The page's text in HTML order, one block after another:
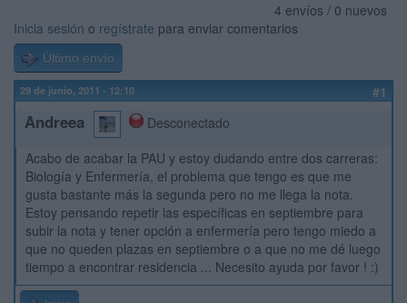
4 envíos / 0 nuevos
Inicia sesión o regístrate para enviar comentarios
Último envío
29 de junio, 2011 - 12:10 #1
Andreea
Desconectado
Acabo de acabar la PAU y estoy dudando entre dos carreras:
Biología y Enfermería, el problema que tengo es que me
gusta bastante más la segunda pero no me llega la nota.
Estoy pensando repetir las específicas en septiembre para
subir la nota y tener opción a enfermería pero tengo miedo a
que no queden plazas en septiembre o a que no me dé luego
tiempo a encontrar residencia ... Necesito ayuda por favor ! :)